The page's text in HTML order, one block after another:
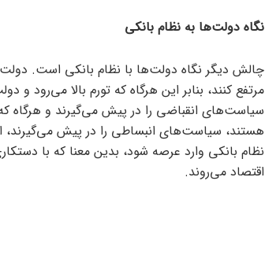
نگاه دولت‌ها به نظام بانکی
چالش دیگر نگاه دولت‌ها با نظام بانکی است.
مرتفع کنند، بنابر این هرگاه که تورم بالا می‌رود و
سیاست‌های انقباضی را در پیش می‌گیرند و هرگاه
هستند، سیاست‌های انبساطی را در پیش می‌گیرند،
نظام بانکی وارد عرصه شود، بدین معنا که با
اقتصاد می‌روند.